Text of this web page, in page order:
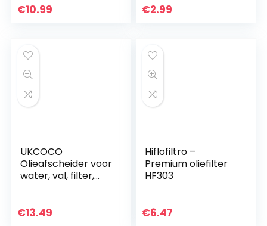
CBR600 F4 1999
€10.99 €2.99
UKCOCO
Olieafscheider voor
water, val, filter,
ap.
€13.49
Hiflofiltro –
Premium oliefilter
HF303
€6.47